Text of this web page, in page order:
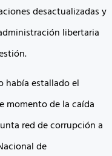
desactualizadas y
libertaria
había estallado el
momento de la caída
red de corrupción a
de